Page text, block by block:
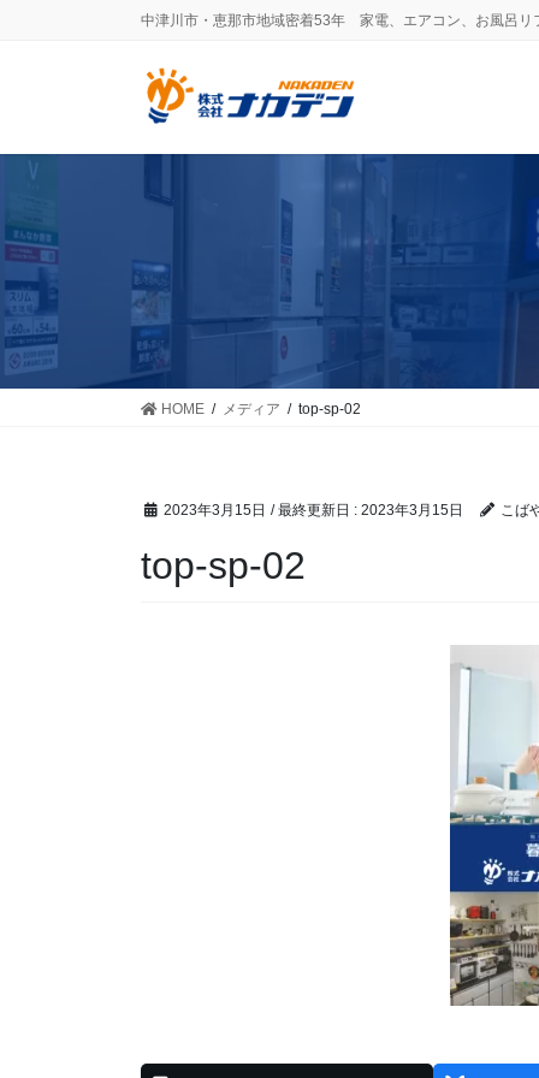
に
ョ
移
中津川市・恵那市地域密着53年 家電、エアコン、お風呂リ
HOME メディア top-sp-02
2023年3月15日 / 最終更新日 : 2023年3月15日 こば
top-sp-02